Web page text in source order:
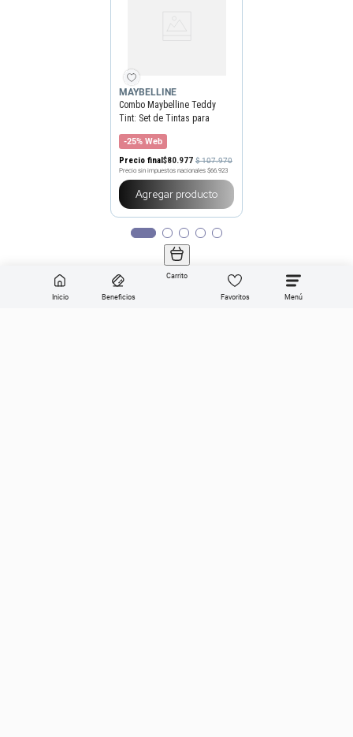
Inicio Beneficios
Carrito
Favoritos
MAYBELLINE
Combo Maybelline Teddy
Tint: Set de Tintas para
Labios x 3 un
-25% Web
Precio final$80.977 $107.970
Precio sin impuestos nacionales $66.923
Agregar producto